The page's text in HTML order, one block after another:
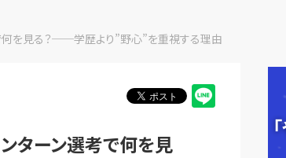
何を見る？──学歴より”野心”を重視する理由
ターン選考で何を見